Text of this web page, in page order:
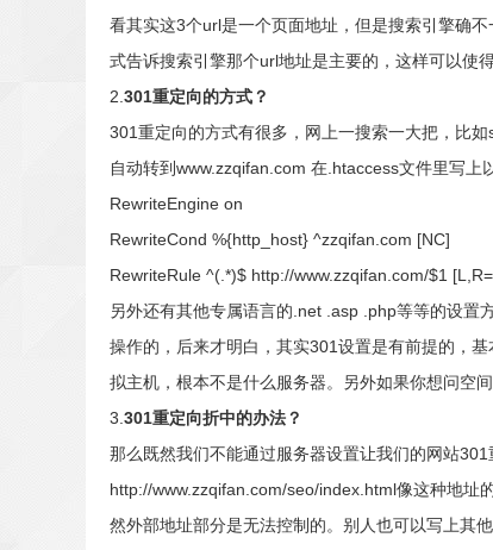
看其实这3个url是一个页面地址，但是搜索引擎确
式告诉搜索引擎那个url地址是主要的，这样可以使
2. 301重定向的方式？
301重定向的方式有很多，网上一搜索一大把，比
自动转到www.zzqifan.com 在.htaccess文件里写上
RewriteEngine on
RewriteCond %{http_host} ^zzqifan.com [NC]
RewriteRule ^(.*)$ http://www.zzqifan.com/$1
另外还有其他专属语言的.net .asp .php等等的设置
操作的，后来才明白，其实301设置是有前提的，
拟主机，根本不是什么服务器。另外如果你想问空
3. 301重定向折中的办法？
那么既然我们不能通过服务器设置让我们的网站
http://www.zzqifan.com/seo/index.html像这种地址
然外部地址部分是无法控制的。别人也可以写上其